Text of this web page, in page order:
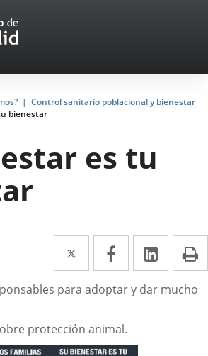
Control sanitario poblacional y bienestar
bienestar
es tu
Twitter
Enlace
a
una
aplicación
externa.
Facebook
Enlace
a
una
aplicación
externa.
Enlace
a
una
para adoptar y dar mucho
protección animal.